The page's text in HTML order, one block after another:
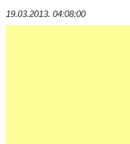
19.03.2013. 04:08:00